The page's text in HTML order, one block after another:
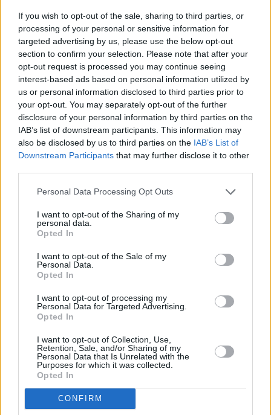
If you wish to opt-out of the sale, sharing to third parties, or
processing of your personal or sensitive information for
targeted advertising by us, please use the below opt-out
section to confirm your selection. Please note that after your
opt-out request is processed you may continue seeing
interest-based ads based on personal information utilized by
us or personal information disclosed to third parties prior to
your opt-out. You may separately opt-out of the further
disclosure of your personal information by third parties on the
IAB’s list of downstream participants. This information may
also be disclosed by us to third parties on the IAB’s List of
Downstream Participants that may further disclose it to other
Personal Data Processing Opt Outs
I want to opt-out of the Sharing of my
personal data.
Opted In
I want to opt-out of the Sale of my
Personal Data.
Opted In
I want to opt-out of processing my
Personal Data for Targeted Advertising.
Opted In
I want to opt-out of Collection, Use,
Retention, Sale, and/or Sharing of my
Personal Data that Is Unrelated with the
Purposes for which it was collected.
Opted In
CONFIRM
στην ομηρία των ατομικών συμβάσεων εργασίας
Εισαγωγικό μισθό 1.250 ευρώ σε όλα τα ΜΜΕ
Αυξήσεις 10% με βάση τις τελευταίες Συλλογικές
Συμβάσεις Εργασίας
Κατοχύρωση των αμοιβών για την εργασία τα
Σαββατοκύριακα (+25% και ρεπό για το Σάββατο
και 100% για την Κυριακή) και αύξηση των
αποζημιώσεων για αποστολές εκτός έδρας
περιοχές που πλήττονται από φυσικές
καταστροφές
Ενσωμάτωση των θεσμικών μας αιτημάτων στις
Συλλογικές Συμβάσεις Εργασίας – Ενσωμάτωση
των Αρχών Δεοντολογίας στις συμβάσεις –
κανόνες για την χρήση της Τεχνητής Νοημοσύνης
στην Ενημέρωση
Δίκαιη αμοιβή για τα πνευματικά δικαιώματα
των δημοσιογράφων στον έντυπο Τύπο, τους
ραδιοτηλεοπτικούς σταθμούς και τις ιστοσελίδες
Έκτακτη οικονομική βοήθεια για την
αντιμετώπιση της ακρίβειας, κατ’ αναλογία με τα